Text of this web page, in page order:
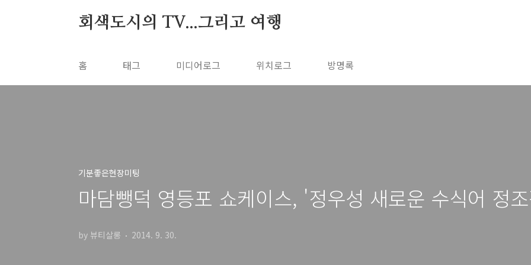
회색도시의 TV...그리고 여행
홈 태그 미디어로그 위치로그 방명록
기분좋은현장미팅
마담뺑덕 영등포 쇼케이스, '정우성 새로운 수식어 정
by 뷰티살롱 2014. 9. 30.